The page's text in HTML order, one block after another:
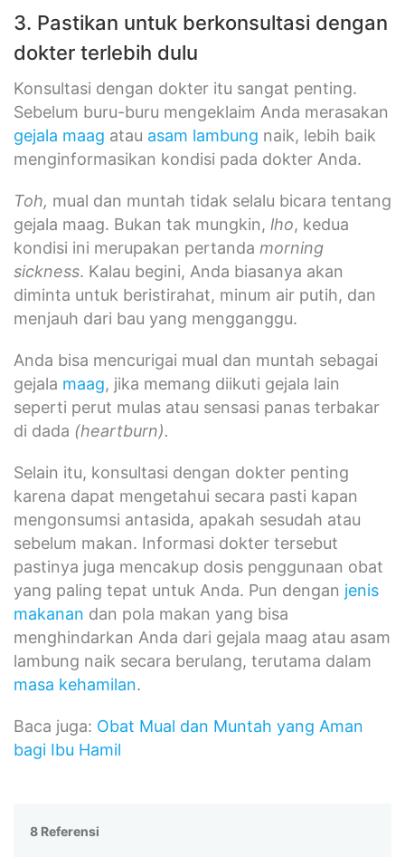
3. Pastikan untuk berkonsultasi dengan
dokter terlebih dulu
Konsultasi dengan dokter itu sangat penting.
Sebelum buru-buru mengeklaim Anda merasakan
gejala maag atau asam lambung naik, lebih baik
menginformasikan kondisi pada dokter Anda.
Toh, mual dan muntah tidak selalu bicara tentang
gejala maag. Bukan tak mungkin, lho, kedua
kondisi ini merupakan pertanda morning
sickness. Kalau begini, Anda biasanya akan
diminta untuk beristirahat, minum air putih, dan
menjauh dari bau yang mengganggu.
Anda bisa mencurigai mual dan muntah sebagai
gejala maag, jika memang diikuti gejala lain
seperti perut mulas atau sensasi panas terbakar
di dada (heartburn).
Selain itu, konsultasi dengan dokter penting
karena dapat mengetahui secara pasti kapan
mengonsumsi antasida, apakah sesudah atau
sebelum makan. Informasi dokter tersebut
pastinya juga mencakup dosis penggunaan obat
yang paling tepat untuk Anda. Pun dengan jenis
makanan dan pola makan yang bisa
menghindarkan Anda dari gejala maag atau asam
lambung naik secara berulang, terutama dalam
masa kehamilan.
Baca juga: Obat Mual dan Muntah yang Aman
bagi Ibu Hamil
8 Referensi